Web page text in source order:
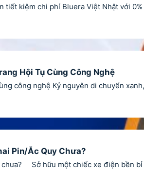
kiệm chi phí Bluera Việt Nhật với
Hội Tụ Cùng Công Nghệ
công nghệ Kỷ nguyên di chuyển
Pin/Ắc Quy Chưa?
Sở hữu một chiếc xe điện bền